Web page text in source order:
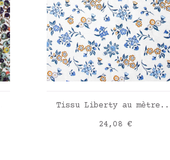
AJOUTER AU PANIER
Tissu Liberty au
Prix
24,08 €